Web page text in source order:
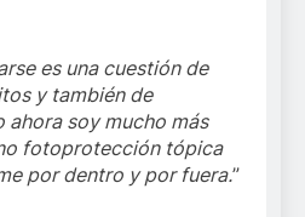
es una cuestión de
y también de
ahora soy mucho más
fotoprotección tópica
por dentro y por fuera.”